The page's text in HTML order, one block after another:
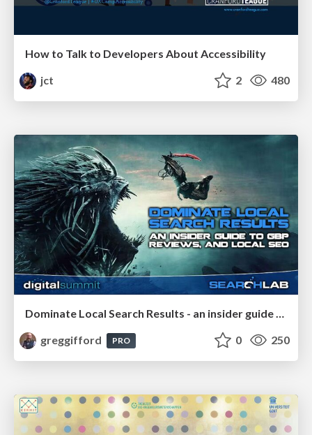
How to Talk to Developers About Accessibility
jct
2 480
Dominate Local Search Results - an insider guide to GBP, reviews, and Local SEO
greggifford
PRO 0 250